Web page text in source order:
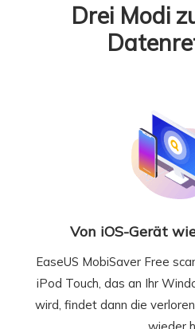
Drei Modi
Von iOS-Gerät
EaseUS MobiSaver Free
iPod Touch, das an Ihr
wird, findet dann die
wieder